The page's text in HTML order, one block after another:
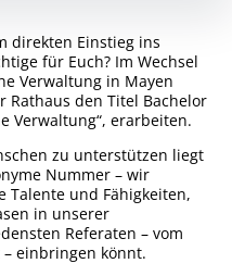
direkten Einstieg ins
für Euch? Im Wechsel
Verwaltung in Mayen
Rathaus den Titel Bachelor
Verwaltung“, erarbeiten.
zu unterstützen liegt
Nummer – wir
Talente und Fähigkeiten,
in unserer
Referaten – vom
einbringen könnt.